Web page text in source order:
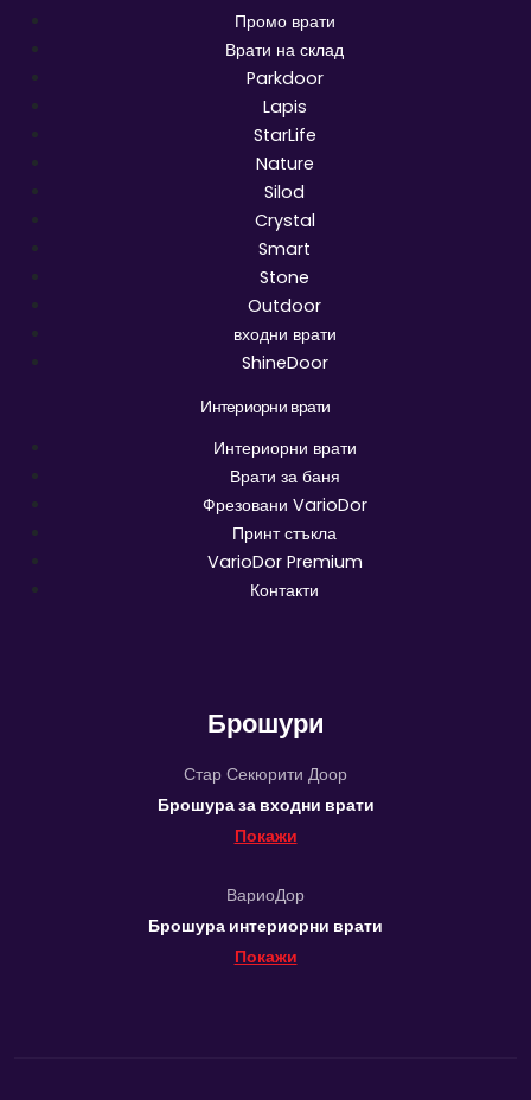
Промо врати
Врати на склад
Parkdoor
Lapis
StarLife
Nature
Silod
Crystal
Smart
Stone
Outdoor
входни врати
ShineDoor
Интериорни врати
Интериорни врати
Врати за баня
Фрезовани VarioDor
Принт стъкла
VarioDor Premium
Контакти
Брошури
Стар Секюрити Доор
Брошура за входни врати
Покажи
ВариоДор
Брошура интериорни врати
Покажи